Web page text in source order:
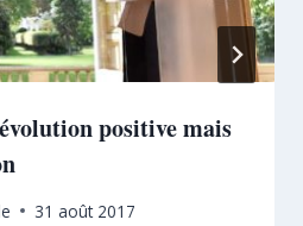
positive mais
31 août 2017